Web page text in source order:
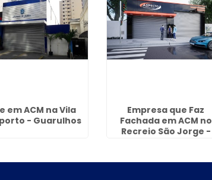
em ACM na Vila
- Guarulhos
Empresa que Faz
Fachada em ACM no
Recreio São Jorge -